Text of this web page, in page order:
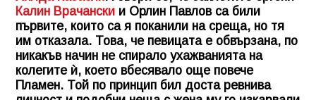
Калин Врачански и Орлин Павловса били
първите, които са я поканили на среща, но тя
им отказала. Това, че певицата е обвързана, по
никакъв начин не спирало ухажванията на
колегите ѝ, което вбесявало още повече
Пламен. Той по принцип бил доста ревнива